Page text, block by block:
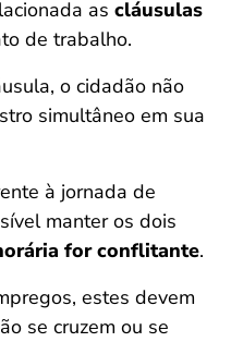
as cláusulas
de trabalho.
o cidadão não
simultâneo em sua
à jornada de
manter os dois
for conflitante.
estes devem
se cruzem ou se